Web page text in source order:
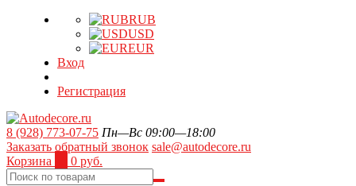
RUB
USD
EUR
Вход
Регистрация
8 (928) 773-07-75 Пн—Вс 09:00—18:00
Заказать обратный звонок sale@autodecore.ru
Корзина
0 руб.